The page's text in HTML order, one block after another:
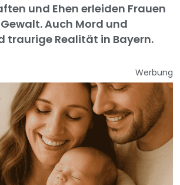
und Ehen erleiden Frauen
Auch Mord und
traurige Realität in Bayern.
Werbung